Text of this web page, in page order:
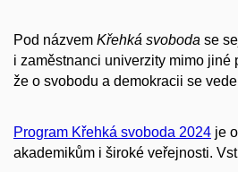
Pod názvem Křehká svoboda se
i zaměstnanci univerzity mimo jiné
že o svobodu a demokracii se
Program Křehká svoboda 2024 je
akademikům i široké veřejnosti.